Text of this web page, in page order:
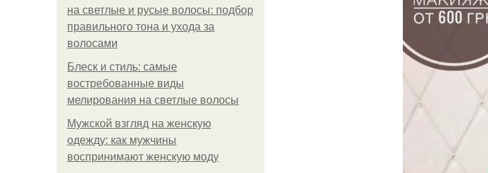
на светлые и русые волосы: подбор
правильного тона и ухода за
волосами
Блеск и стиль: самые
востребованные виды
мелирования на светлые волосы
Мужской взгляд на женскую
одежду: как мужчины
воспринимают женскую моду